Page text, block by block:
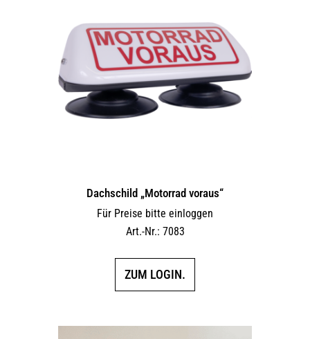
Dachschild „Motorrad voraus“
Für Preise bitte einloggen
Art.-Nr.: 7083
ZUM LOGIN.